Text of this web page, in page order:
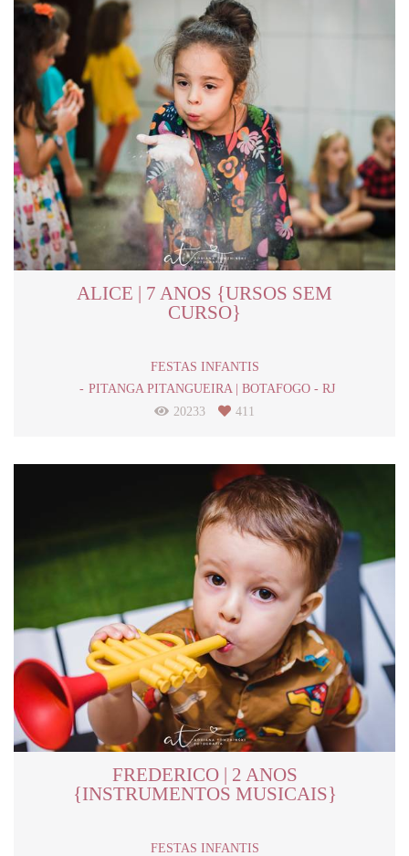
ALICE | 7 ANOS {URSOS SEM
CURSO}
FESTAS INFANTIS
PITANGA PITANGUEIRA | BOTAFOGO - RJ
20233
411
FREDERICO | 2 ANOS
{INSTRUMENTOS MUSICAIS}
FESTAS INFANTIS